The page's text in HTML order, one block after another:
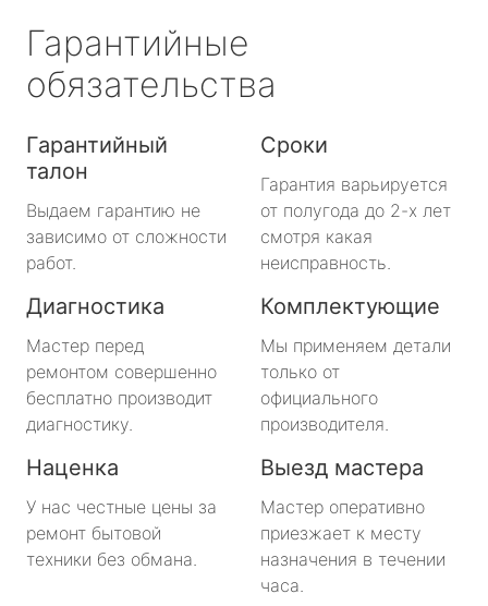
Гарантийные
обязательства
Гарантийный
талон
Выдаем гарантию не
зависимо от сложности
работ.
Сроки
Гарантия варьируется
от полугода до 2-х лет
смотря какая
неисправность.
Диагностика
Мастер перед
ремонтом совершенно
бесплатно производит
диагностику.
Комплектующие
Мы применяем детали
только от
официального
производителя.
Наценка
У нас честные цены за
ремонт бытовой
техники без обмана.
Выезд мастера
Мастер оперативно
приезжает к месту
назначения в течении
часа.